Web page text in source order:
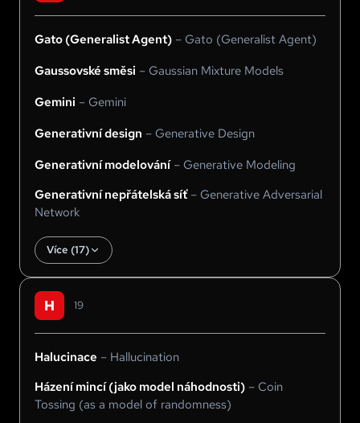
Gato (Generalist Agent) – Gato (Generalist Agent)
Gaussovské směsi – Gaussian Mixture Models
Gemini – Gemini
Generativní design – Generative Design
Generativní modelování– Generative Modeling
Generativní nepřátelská síť– Generative Adversarial
Network
Více (17)
H 19
Halucinace – Hallucination
Házení mincí (jako model náhodnosti) – Coin
Tossing (as a model of randomness)